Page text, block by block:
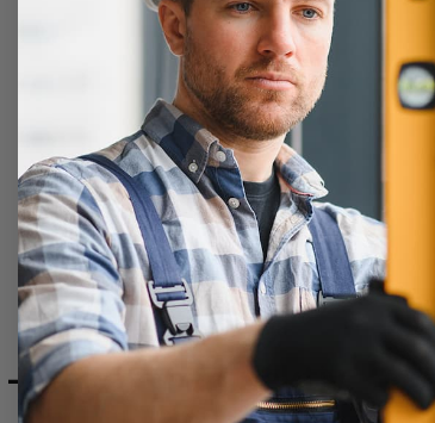
— lokalt perspektiv